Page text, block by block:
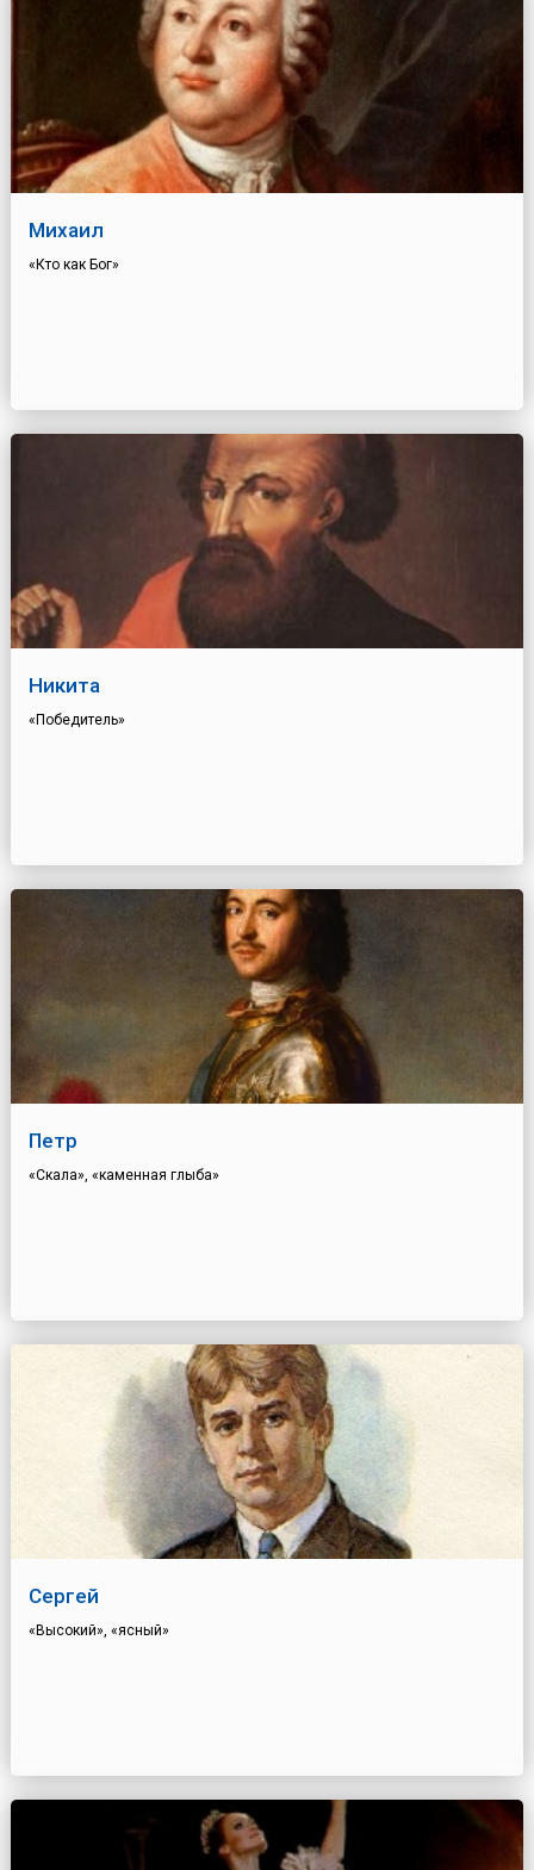
Михаил
«Кто как Бог»
Никита
«Победитель»
Петр
«Скала», «каменная глыба»
Сергей
«Высокий», «ясный»